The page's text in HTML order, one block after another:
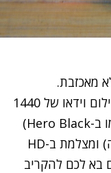
מאכזבת.
המצלמה מסוגלת להגיע לרזולוציית צילום וידאו של 1440
קווים (יותר מ-HD מלא, אבל לא 4k כמו ב-Hero Black)
בצילום רגיל (25 או 30 פריימים לשניה) ומצלמת ב-HD
אם בא לכם להקריב